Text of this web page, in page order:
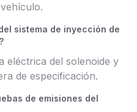
sistema de inyección de
eléctrica del solenoide y
de especificación.
de emisiones del